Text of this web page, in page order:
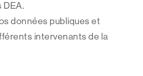
DEA.
données publiques et
intervenants de la